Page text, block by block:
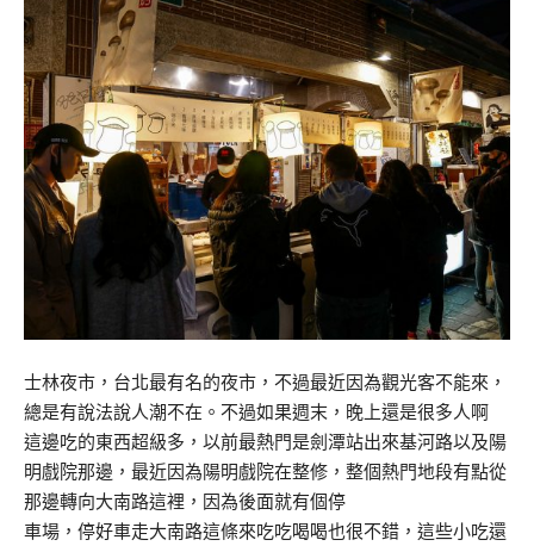
士林夜市，台北最有名的夜市，不過最近因為觀光客不能來，
總是有說法說人潮不在。不過如果週末，晚上還是很多人啊
這邊吃的東西超級多，以前最熱門是劍潭站出來基河路以及陽
明戲院那邊，最近因為陽明戲院在整修，整個熱門地段有點從
那邊轉向大南路這裡，因為後面就有個停
車場，停好車走大南路這條來吃吃喝喝也很不錯，這些小吃還